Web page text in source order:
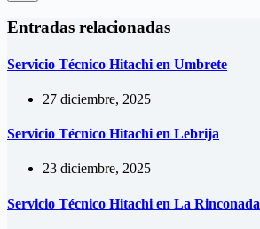
resultados
Entradas relacionadas
Servicio Técnico Hitachi en Umbrete
27 diciembre, 2025
Servicio Técnico Hitachi en Lebrija
23 diciembre, 2025
Servicio Técnico Hitachi en La Rinconada